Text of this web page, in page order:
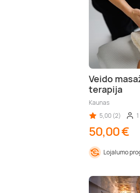
Veido
terapija
Kaunas
5,00 (2)
50,00 €
Lojalumo